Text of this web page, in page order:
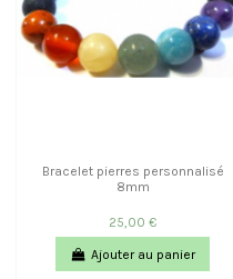
Bracelet pierres personnalisé
8mm
25,00 €
Ajouter au panier